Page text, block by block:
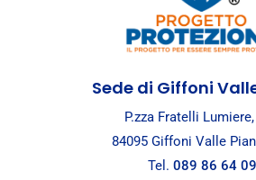
Sede di Giffoni
P.zza Fratelli
84095 Giffoni Valle
Tel. 089 86 64 09